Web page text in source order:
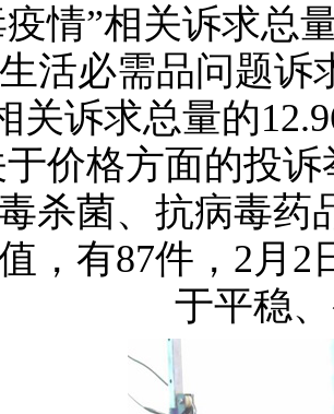
情”相关诉求总
活必需品问题诉
关诉求总量的
价格方面的投
杀菌、抗病毒药
，有87件，2月2
于平稳